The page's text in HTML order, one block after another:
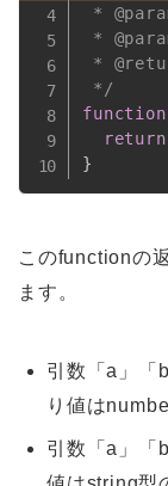
*
*
*
*/
function
return
}
このfunctionの
ます。
引数「a」「
り値は
引数「a」「